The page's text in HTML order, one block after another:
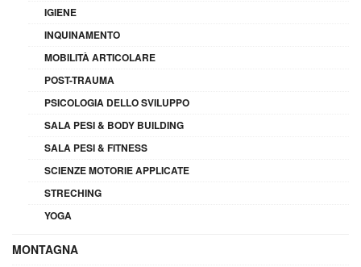
IGIENE
INQUINAMENTO
MOBILITÀ ARTICOLARE
POST-TRAUMA
PSICOLOGIA DELLO SVILUPPO
SALA PESI & BODY BUILDING
SALA PESI & FITNESS
SCIENZE MOTORIE APPLICATE
STRECHING
YOGA
MONTAGNA